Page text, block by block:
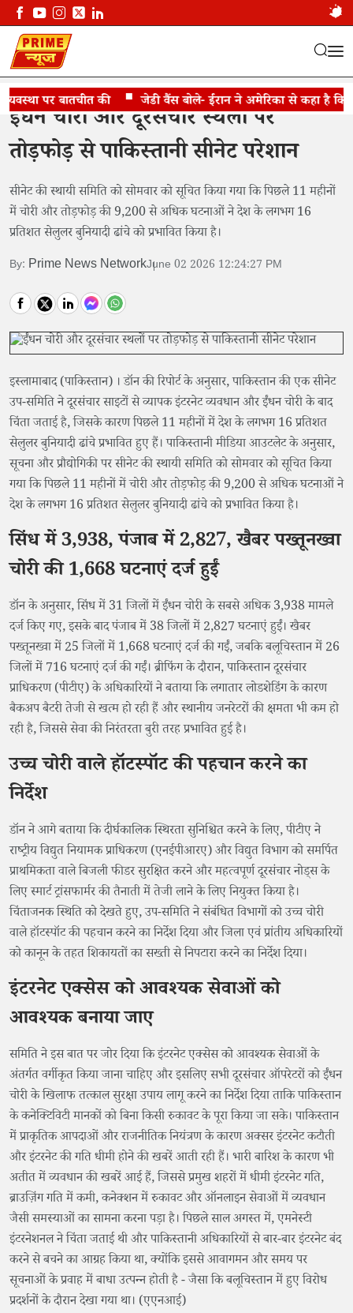
पर बातचीत की जेडी वैंस बोले- ईरान ने अमेरिका से कहा है कि
ईंधन चोरी और दूरसंचार स्थलों पर
तोड़फोड़ से पाकिस्तानी सीनेट परेशान
सीनेट की स्थायी समिति को सोमवार को सूचित किया गया कि पिछले 11 महीनों
में चोरी और तोड़फोड़ की 9,200 से अधिक घटनाओं ने देश के लगभग 16
प्रतिशत सेलुलर बुनियादी ढांचे को प्रभावित किया है।
By: Prime News NetworkJune 02 2026 12:24:27 PM
इस्लामाबाद (पाकिस्तान) । डॉन की रिपोर्ट के अनुसार, पाकिस्तान की एक सीनेट
उप-समिति ने दूरसंचार साइटों से व्यापक इंटरनेट व्यवधान और ईंधन चोरी के बाद
चिंता जताई है, जिसके कारण पिछले 11 महीनों में देश के लगभग 16 प्रतिशत
सेलुलर बुनियादी ढांचे प्रभावित हुए हैं। पाकिस्तानी मीडिया आउटलेट के अनुसार,
सूचना और प्रौद्योगिकी पर सीनेट की स्थायी समिति को सोमवार को सूचित किया
गया कि पिछले 11 महीनों में चोरी और तोड़फोड़ की 9,200 से अधिक घटनाओं ने
देश के लगभग 16 प्रतिशत सेलुलर बुनियादी ढांचे को प्रभावित किया है।
सिंध में 3,938, पंजाब में 2,827, खैबर पख्तूनख्वा
चोरी की 1,668 घटनाएं दर्ज हुईं
डॉन के अनुसार, सिंध में 31 जिलों में ईंधन चोरी के सबसे अधिक 3,938 मामले
दर्ज किए गए, इसके बाद पंजाब में 38 जिलों में 2,827 घटनाएं हुईं। खैबर
पख्तूनख्वा में 25 जिलों में 1,668 घटनाएं दर्ज की गईं, जबकि बलूचिस्तान में 26
जिलों में 716 घटनाएं दर्ज की गईं। ब्रीफिंग के दौरान, पाकिस्तान दूरसंचार
प्राधिकरण (पीटीए) के अधिकारियों ने बताया कि लगातार लोडशेडिंग के कारण
बैकअप बैटरी तेजी से खत्म हो रही हैं और स्थानीय जनरेटरों की क्षमता भी कम हो
रही है, जिससे सेवा की निरंतरता बुरी तरह प्रभावित हुई है।
उच्च चोरी वाले हॉटस्पॉट की पहचान करने का
निर्देश
डॉन ने आगे बताया कि दीर्घकालिक स्थिरता सुनिश्चित करने के लिए, पीटीए ने
राष्ट्रीय विद्युत नियामक प्राधिकरण (एनईपीआरए) और विद्युत विभाग को समर्पित
प्राथमिकता वाले बिजली फीडर सुरक्षित करने और महत्वपूर्ण दूरसंचार नोड्स के
लिए स्मार्ट ट्रांसफार्मर की तैनाती में तेजी लाने के लिए नियुक्त किया है।
चिंताजनक स्थिति को देखते हुए, उप-समिति ने संबंधित विभागों को उच्च चोरी
वाले हॉटस्पॉट की पहचान करने का निर्देश दिया और जिला एवं प्रांतीय अधिकारियों
को कानून के तहत शिकायतों का सख्ती से निपटारा करने का निर्देश दिया।
इंटरनेट एक्सेस को आवश्यक सेवाओं को
आवश्यक बनाया जाए
समिति ने इस बात पर जोर दिया कि इंटरनेट एक्सेस को आवश्यक सेवाओं के
अंतर्गत वर्गीकृत किया जाना चाहिए और इसलिए सभी दूरसंचार ऑपरेटरों को ईंधन
चोरी के खिलाफ तत्काल सुरक्षा उपाय लागू करने का निर्देश दिया ताकि पाकिस्तान
के कनेक्टिविटी मानकों को बिना किसी रुकावट के पूरा किया जा सके। पाकिस्तान
में प्राकृतिक आपदाओं और राजनीतिक नियंत्रण के कारण अक्सर इंटरनेट कटौती
और इंटरनेट की गति धीमी होने की खबरें आती रही हैं। भारी बारिश के कारण भी
अतीत में व्यवधान की खबरें आई हैं, जिससे प्रमुख शहरों में धीमी इंटरनेट गति,
ब्राउज़िंग गति में कमी, कनेक्शन में रुकावट और ऑनलाइन सेवाओं में व्यवधान
जैसी समस्याओं का सामना करना पड़ा है। पिछले साल अगस्त में, एमनेस्टी
इंटरनेशनल ने चिंता जताई थी और पाकिस्तानी अधिकारियों से बार-बार इंटरनेट बंद
करने से बचने का आग्रह किया था, क्योंकि इससे आवागमन और समय पर
सूचनाओं के प्रवाह में बाधा उत्पन्न होती है - जैसा कि बलूचिस्तान में हुए विरोध
प्रदर्शनों के दौरान देखा गया था। (एएनआई)